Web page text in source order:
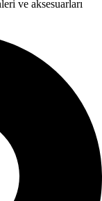
ve aksesuarları